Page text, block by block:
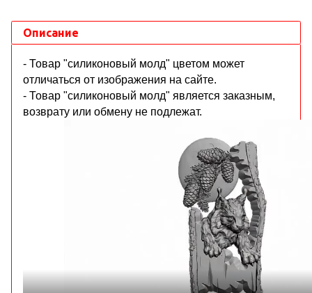
Описание
- Товар "силиконовый молд" цветом может
отличаться от изображения на сайте.
- Товар "силиконовый молд" является заказным,
возврату или обмену не подлежат.